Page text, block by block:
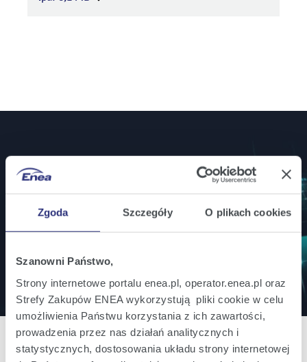
Zgoda Szczegóły O plikach cookies
Szanowni Państwo,
Strony internetowe portalu enea.pl, operator.enea.pl oraz
Strefy Zakupów ENEA wykorzystują pliki cookie w celu
umożliwienia Państwu korzystania z ich zawartości,
prowadzenia przez nas działań analitycznych i
statystycznych, dostosowania układu strony internetowej
Jesteś inwestorem? Bądź na bieżąco!
Zamów powiadomienia mailowe o wszystkich
istotnych informacjach ważnych dla inwestorów.